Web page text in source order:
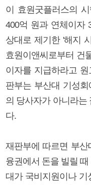
이 효원굿플러스의
400억 원과 연체이자
상대로 제기한 '해지
효원이앤씨로부터 건
이자를 지급하라고
판부는 부산대 기성
의 당사자가 아니라는
다.
재판부에 따르면 부산
융권에서 돈을 빌릴
대가 국비지원이나 기